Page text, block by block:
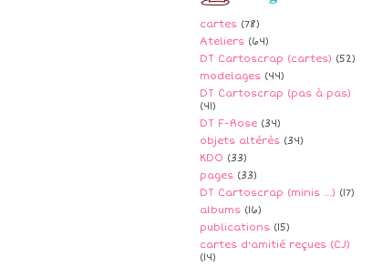
cartes (78)
Ateliers (64)
DT Cartoscrap (cartes) (52)
modelages (44)
DT Cartoscrap (pas à pas)
(41)
DT F-Rose (34)
objets altérés (34)
KDO (33)
pages (33)
DT Cartoscrap (minis ...) (17)
albums (16)
publications (15)
cartes d'amitié reçues (CJ)
(14)